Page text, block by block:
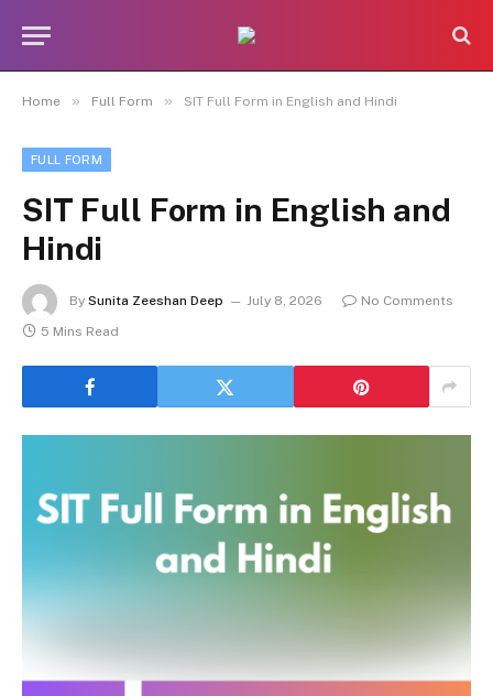
Home » Full Form » SIT Full Form in English and Hindi
FULL FORM
SIT Full Form in English and
Hindi
By Sunita Zeeshan Deep July 8, 2026
No Comments
5 Mins Read